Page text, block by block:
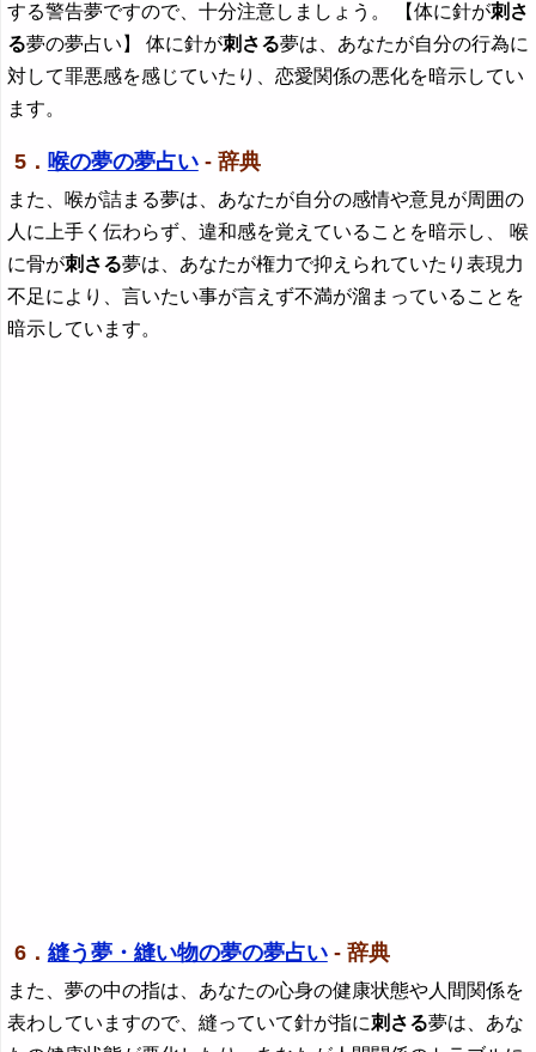
する警告夢ですので、十分注意しましょう。 【体に針が刺さ
る夢の夢占い】 体に針が刺さる夢は、あなたが自分の行為に
対して罪悪感を感じていたり、恋愛関係の悪化を暗示してい
ます。
5． 喉の夢の夢占い- 辞典
また、喉が詰まる夢は、あなたが自分の感情や意見が周囲の
人に上手く伝わらず、違和感を覚えていることを暗示し、 喉
に骨が刺さる夢は、あなたが権力で抑えられていたり表現力
不足により、言いたい事が言えず不満が溜まっていることを
暗示しています。
6． 縫う夢・縫い物の夢の夢占い- 辞典
また、夢の中の指は、あなたの心身の健康状態や人間関係を
表わしていますので、縫っていて針が指に刺さる夢は、あな